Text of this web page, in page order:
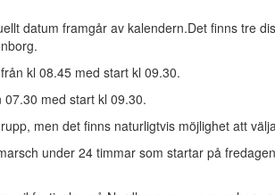
datum framgår av kalendern.Det finns tre
kl 08.45 med start kl 09.30.
med start kl 09.30.
men det finns naturligtvis möjlighet att
under 24 timmar som startar på